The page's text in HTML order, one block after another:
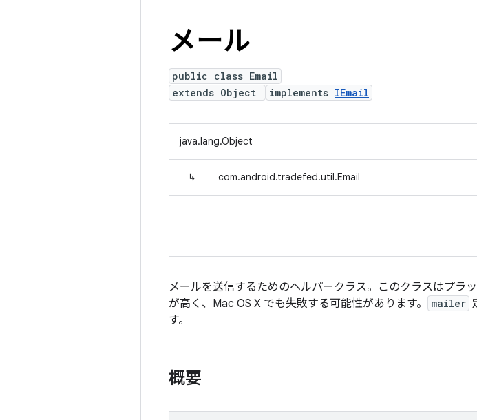
メール
public class Email
extends Object
implements IEmail
java.lang.Object
↳ com.android.tradefed.util.Email
メールを送信するためのヘルパークラス。このクラスはプラ
が高く、Mac OS X でも失敗する可能性があります。
mailer
す。
概要